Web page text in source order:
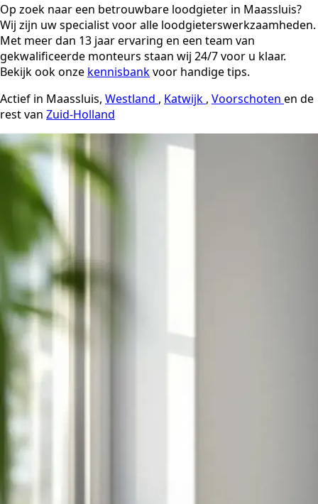
Op zoek naar een betrouwbare loodgieter in Maassluis?
Wij zijn uw specialist voor alle loodgieterswerkzaamheden.
Met meer dan 13 jaar ervaring en een team van
gekwalificeerde monteurs staan wij 24/7 voor u klaar.
Bekijk ook onze kennisbankvoor handige tips.
Actief in Maassluis, Westland , Katwijk , Voorschoten en de
rest van Zuid-Holland